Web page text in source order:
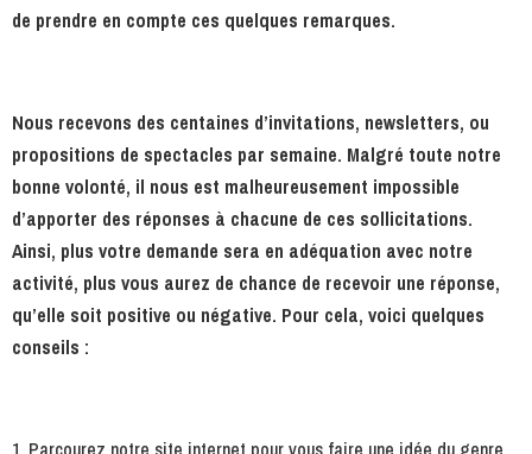
de prendre en compte ces quelques remarques.
Nous recevons des centaines d’invitations, newsletters, ou
propositions de spectacles par semaine. Malgré toute notre
bonne volonté, il nous est malheureusement impossible
d’apporter des réponses à chacune de ces sollicitations.
Ainsi, plus votre demande sera en adéquation avec notre
activité, plus vous aurez de chance de recevoir une réponse,
qu’elle soit positive ou négative. Pour cela, voici quelques
conseils :